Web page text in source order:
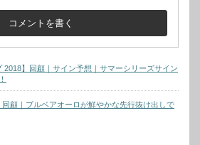
2018】回顧｜サイン予想｜サマーシリーズサイン
回顧｜ブルベアオーロが鮮やかな先行抜け出しで